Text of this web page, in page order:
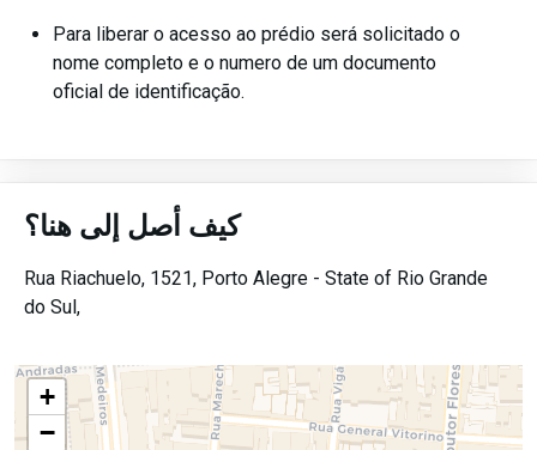
Para liberar o acesso ao prédio será solicitado o
nome completo e o numero de um documento
oficial de identificação.
كيف أصل إلى هنا؟
Rua Riachuelo, 1521, Porto Alegre - State of Rio Grande
do Sul,
+
−